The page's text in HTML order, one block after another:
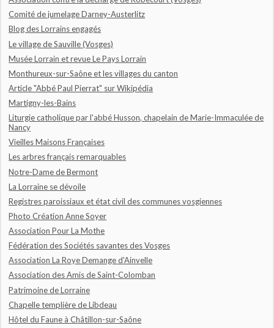
Comité de jumelage Darney-Austerlitz
Blog des Lorrains engagés
Le village de Sauville (Vosges)
Musée Lorrain et revue Le Pays Lorrain
Monthureux-sur-Saône et les villages du canton
Article "Abbé Paul Pierrat" sur Wikipédia
Martigny-les-Bains
Liturgie catholique par l'abbé Husson, chapelain de Marie-Immaculée de
Nancy
Vieilles Maisons Françaises
Les arbres français remarquables
Notre-Dame de Bermont
La Lorraine se dévoile
Registres paroissiaux et état civil des communes vosgiennes
Photo Création Anne Soyer
Association Pour La Mothe
Fédération des Sociétés savantes des Vosges
Association La Roye Demange d'Ainvelle
Association des Amis de Saint-Colomban
Patrimoine de Lorraine
Chapelle templière de Libdeau
Hôtel du Faune à Châtillon-sur-Saône